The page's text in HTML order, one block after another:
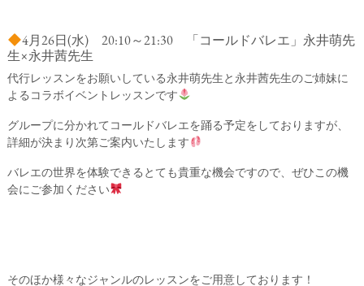
4月26日(水) 20:10～21:30 「コールドバレエ」永井萌先
生×永井茜先生
代行レッスンをお願いしている永井萌先生と永井茜先生のご姉妹に
よるコラボイベントレッスンです
グループに分かれてコールドバレエを踊る予定をしておりますが、
詳細が決まり次第ご案内いたします
バレエの世界を体験できるとても貴重な機会ですので、ぜひこの機
会にご参加ください
そのほか様々なジャンルのレッスンをご用意しております！